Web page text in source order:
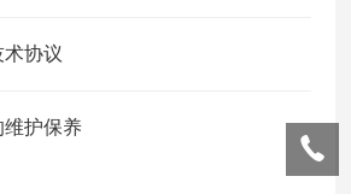
协议
维护保养